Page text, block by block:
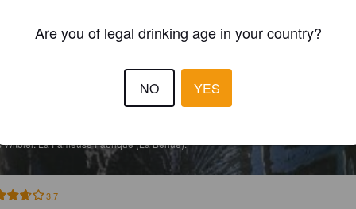
Witbier.La Fameuse Fabrique (La Berlue).
3.7
Are you of legal drinking age in your country?
NO YES